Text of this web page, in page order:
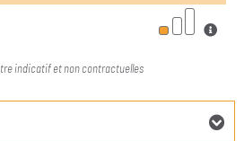
indicatif et non contractuelles